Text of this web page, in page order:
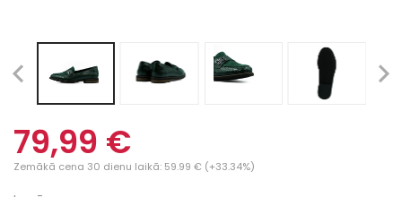
79,99 €
Zemākā cena 30 dienu laikā: 59.99 € (+33.34%)